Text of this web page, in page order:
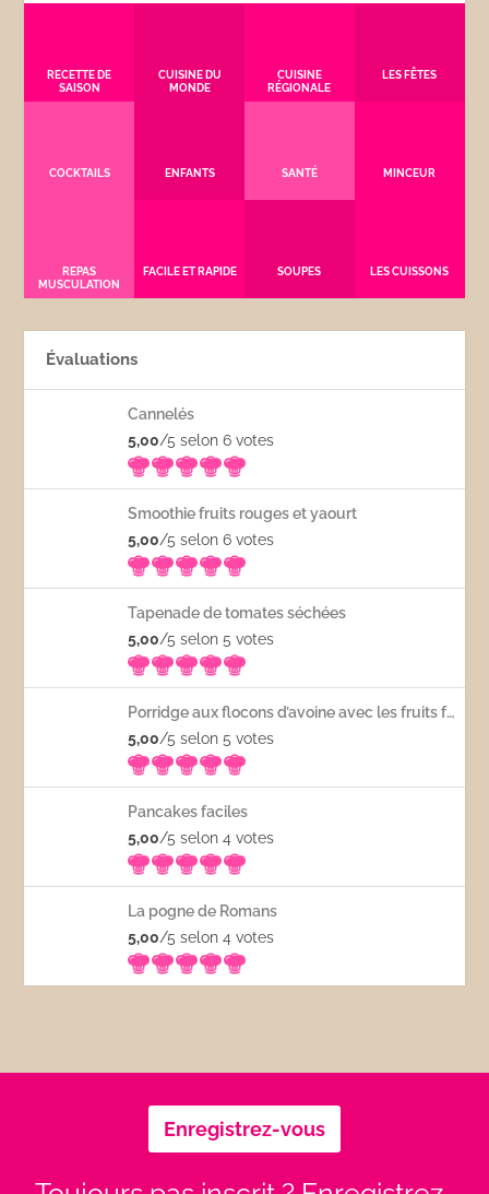
RECETTE DE
SAISON
CUISINE DU
MONDE
CUISINE
RÉGIONALE
LES FÊTES
COCKTAILS ENFANTS SANTÉ MINCEUR
REPAS
MUSCULATION
FACILE ET RAPIDE SOUPES LES CUISSONS
Évaluations
Cannelés
5,00/5 selon 6votes
Smoothie fruits rouges et yaourt
5,00/5 selon 6votes
Tapenade de tomates séchées
5,00/5 selon 5votes
Porridge aux flocons d’avoine avec les fruits frais
5,00/5 selon 5votes
Pancakes faciles
5,00/5 selon 4votes
La pogne de Romans
5,00/5 selon 4votes
Enregistrez-vous